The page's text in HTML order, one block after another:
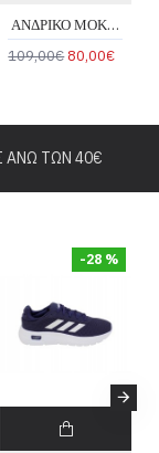
ΑΝΔΡΙΚΟ ΜΟΚΑΣΙΝΙ ANTONIO 2402-BLACK
109,00€80,00€
ΆΝΩ ΤΩΝ 40€
-28 %